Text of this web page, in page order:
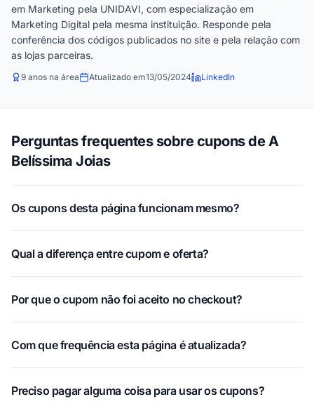
em Marketing pela UNIDAVI, com especialização em
Marketing Digital pela mesma instituição. Responde pela
conferência dos códigos publicados no site e pela relação com
as lojas parceiras.
9 anos na área Atualizado em13/05/2024 LinkedIn
Perguntas frequentes sobre cupons de A
Belíssima Joias
Os cupons desta página funcionam mesmo?
Qual a diferença entre cupom e oferta?
Por que o cupom não foi aceito no checkout?
Com que frequência esta página é atualizada?
Preciso pagar alguma coisa para usar os cupons?